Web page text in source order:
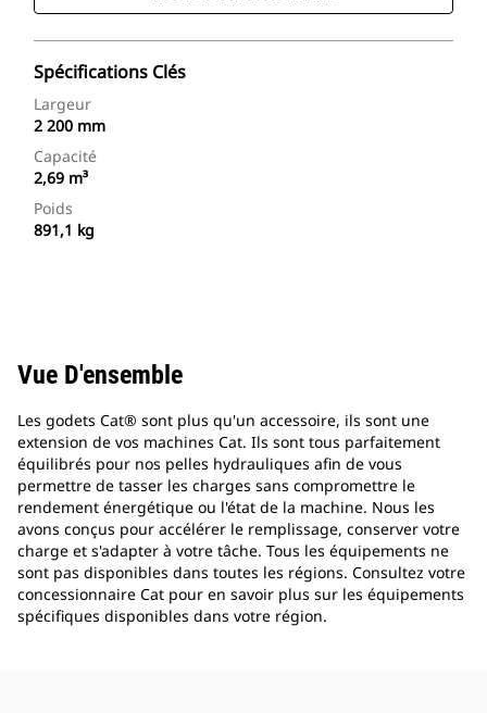
Spécifications Clés
Largeur
2 200 mm
Capacité
2,69 m³
Poids
891,1 kg
Vue D'ensemble
Les godets Cat® sont plus qu'un accessoire, ils sont une
extension de vos machines Cat. Ils sont tous parfaitement
équilibrés pour nos pelles hydrauliques afin de vous
permettre de tasser les charges sans compromettre le
rendement énergétique ou l'état de la machine. Nous les
avons conçus pour accélérer le remplissage, conserver votre
charge et s'adapter à votre tâche. Tous les équipements ne
sont pas disponibles dans toutes les régions. Consultez votre
concessionnaire Cat pour en savoir plus sur les équipements
spécifiques disponibles dans votre région.